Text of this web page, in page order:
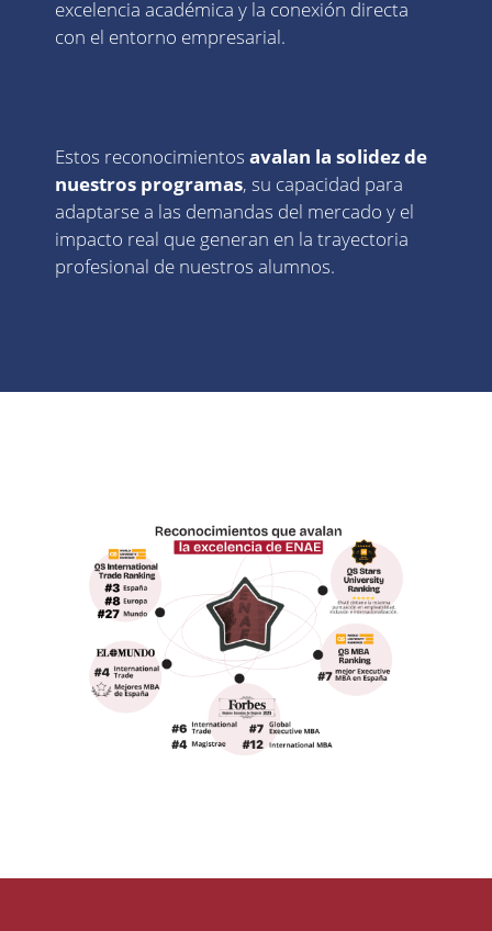
excelencia académica y la conexión directa
con el entorno empresarial.
Estos reconocimientos avalan la solidez de
nuestros programas, su capacidad para
adaptarse a las demandas del mercado y el
impacto real que generan en la trayectoria
profesional de nuestros alumnos.